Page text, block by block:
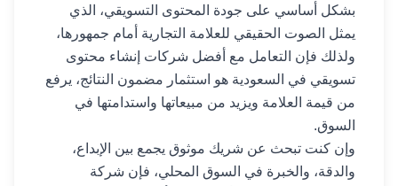
بشكل أساسي على جودة المحتوى التسويقي، الذي
يمثل الصوت الحقيقي للعلامة التجارية أمام جمهورها،
ولذلك فإن التعامل مع أفضل شركات إنشاء محتوى
تسويقي في السعودية هو استثمار مضمون النتائج، يرفع
من قيمة العلامة ويزيد من مبيعاتها واستدامتها في
السوق.
وإن كنت تبحث عن شريك موثوق يجمع بين الإبداع،
والدقة، والخبرة في السوق المحلي، فإن شركة